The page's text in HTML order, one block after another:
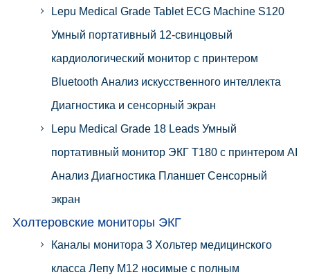
Lepu Medical Grade Tablet ECG Machine S120
Умный портативный 12-свинцовый
кардиологический монитор с принтером
Bluetooth Анализ искусственного интеллекта
Диагностика и сенсорный экран
Lepu Medical Grade 18 Leads Умный
портативный монитор ЭКГ T180 с принтером AI
Анализ Диагностика Планшет Сенсорный
экран
Холтеровские мониторы ЭКГ
Каналы монитора 3 Хольтер медицинского
класса Лепу М12 носимые с полным